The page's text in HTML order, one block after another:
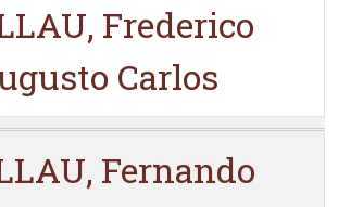
Frederico
Carlos
Fernando